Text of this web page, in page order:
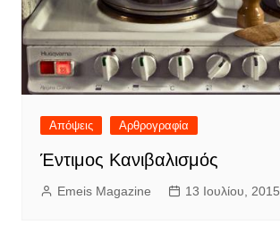
Απόψεις Αρθρογραφία
Έντιμος Κανιβαλισμός
Emeis Magazine 13 Ιουλίου, 2015